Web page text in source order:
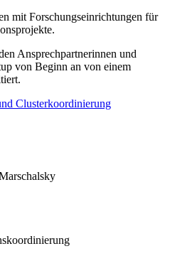
mit Forschungseinrichtungen für
Ansprechpartnerinnen und
von Beginn an von einem
Clusterkoordinierung